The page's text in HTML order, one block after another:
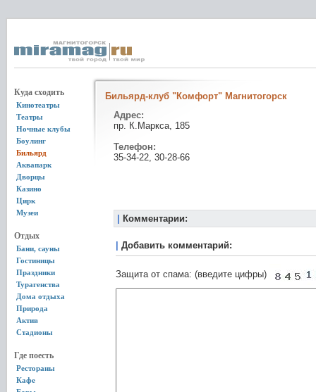
Куда сходить
Кинотеатры
Театры
Ночные клубы
Боулинг
Бильярд
Аквапарк
Дворцы
Казино
Цирк
Музеи
Отдых
Бани, сауны
Гостиницы
Праздники
Турагенства
Дома отдыха
Природа
Актив
Стадионы
Где поесть
Рестораны
Кафе
Бильярд-клуб "Комфорт" Магнитогорск
Адрес:
пр. К.Маркса, 185
Телефон:
35-34-22, 30-28-66
Комментарии:
Добавить комментарий:
Защита от спама: (введите цифры)